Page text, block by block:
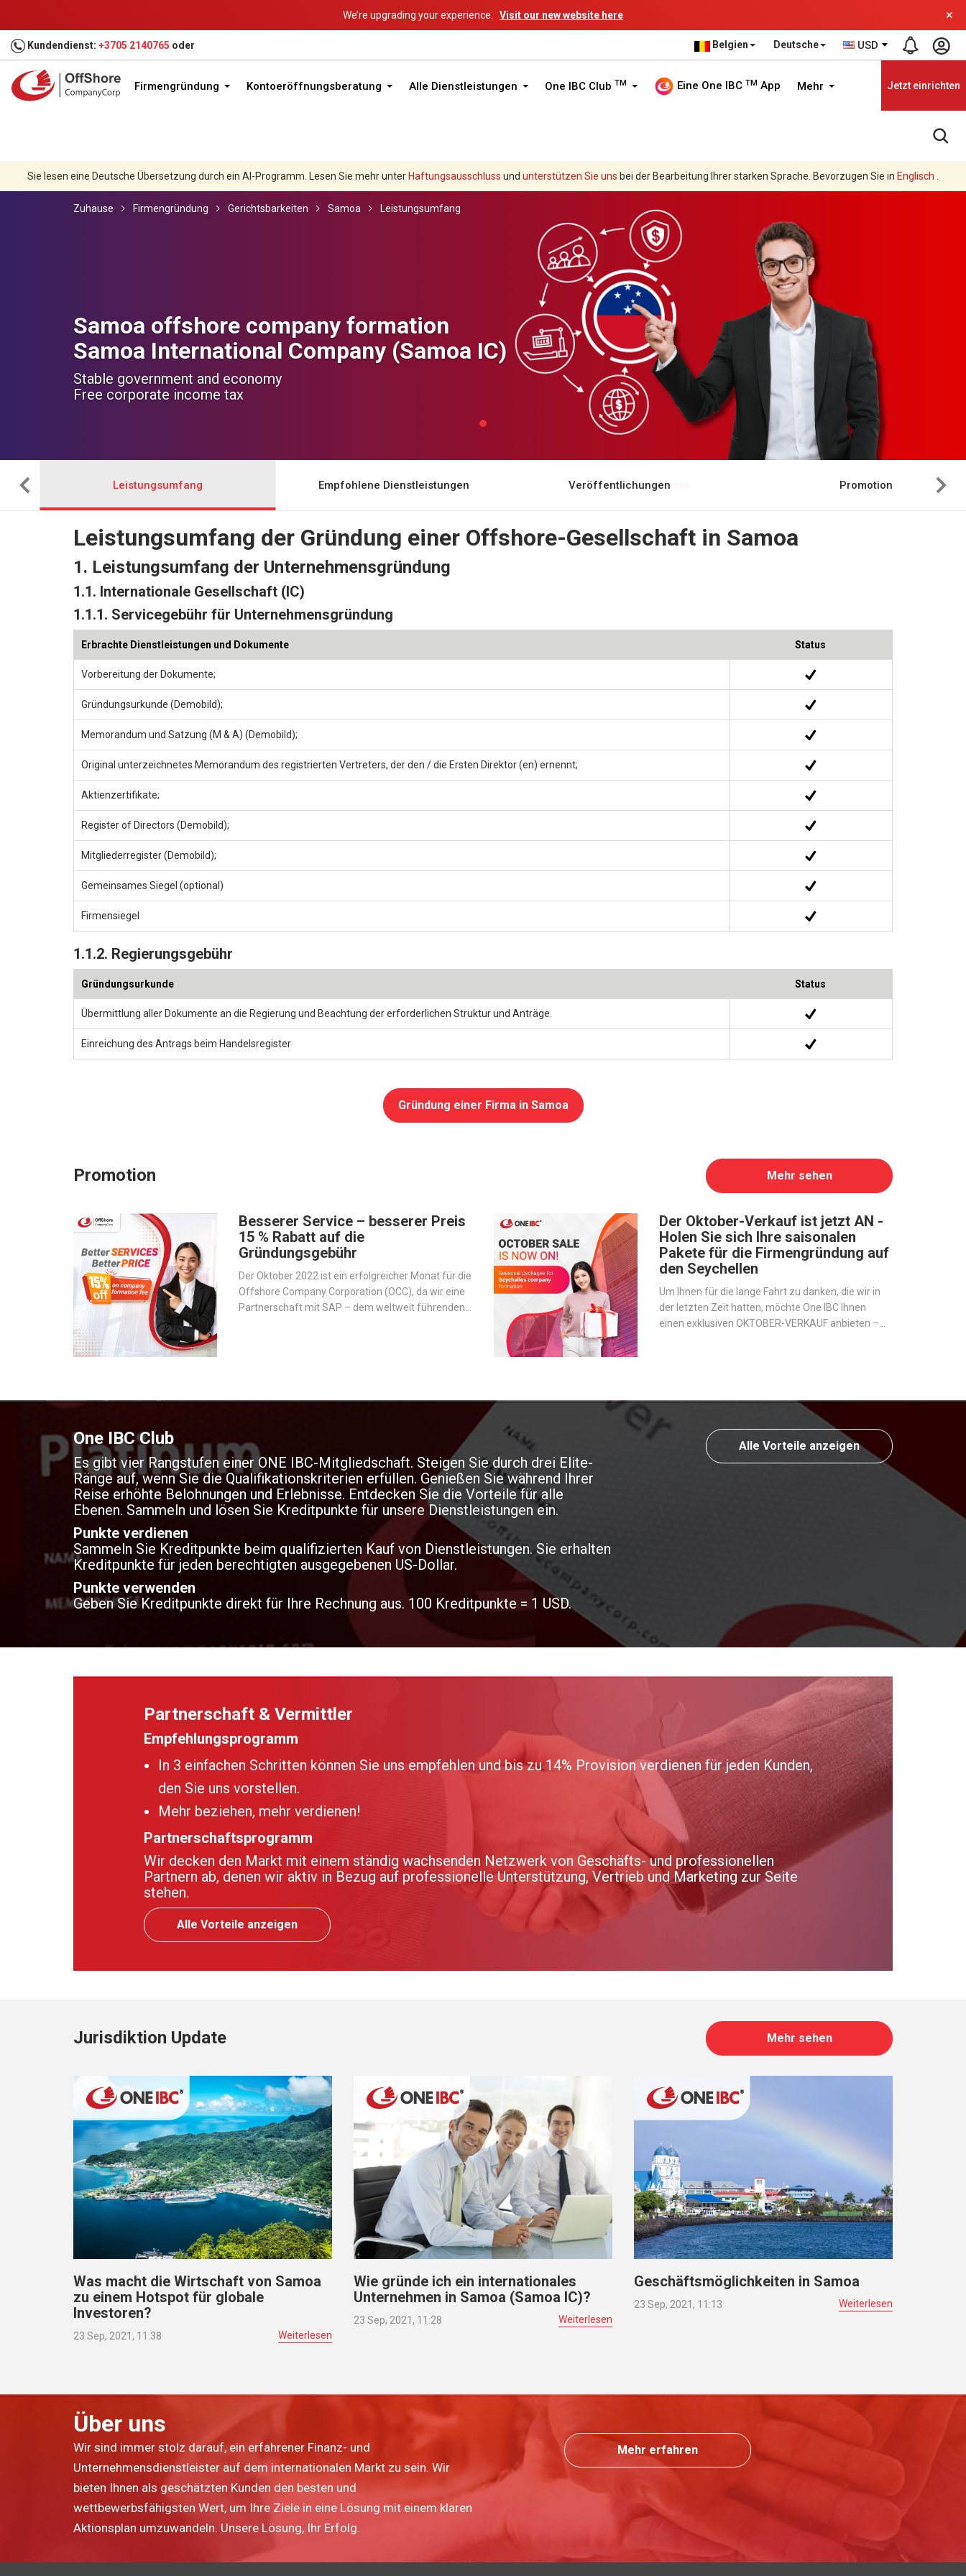
We’re upgrading your experience. Visit our new website here ×
Kundendienst: +3705 2140765 oder Belgien Deutsche USD
Firmengründung Kontoeröffnungsberatung Alle Dienstleistungen One IBC Club TM Eine One IBC TM App Mehr Jetzt einrichten
Sie lesen eine Deutsche Übersetzung durch ein AI-Programm. Lesen Sie mehr unter Haftungsausschluss und unterstützen Sie uns bei der Bearbeitung Ihrer starken Sprache. Bevorzugen Sie in Englisch .
Zuhause Firmengründung Gerichtsbarkeiten Samoa Leistungsumfang
Samoa offshore company formation
Samoa International Company (Samoa IC)
Stable government and economy
Free corporate income tax
Leistungsumfang Empfohlene Dienstleistungen Veröffentlichungen Promotion
Leistungsumfang der Gründung einer Offshore-Gesellschaft in Samoa
1. Leistungsumfang der Unternehmensgründung
1.1. Internationale Gesellschaft (IC)
1.1.1. Servicegebühr für Unternehmensgründung
Erbrachte Dienstleistungen und Dokumente Status
Vorbereitung der Dokumente;
Gründungsurkunde (Demobild);
Memorandum und Satzung (M & A) (Demobild);
Original unterzeichnetes Memorandum des registrierten Vertreters, der den / die Ersten Direktor (en) ernennt;
Aktienzertifikate;
Register of Directors (Demobild);
Mitgliederregister (Demobild);
Gemeinsames Siegel (optional)
Firmensiegel
1.1.2. Regierungsgebühr
Gründungsurkunde Status
Übermittlung aller Dokumente an die Regierung und Beachtung der erforderlichen Struktur und Anträge.
Einreichung des Antrags beim Handelsregister
Gründung einer Firma in Samoa
Promotion
Besserer Service – besserer Preis
15 % Rabatt auf die
Gründungsgebühr
Der Oktober 2022 ist ein erfolgreicher Monat für die
Offshore Company Corporation (OCC), da wir eine
Partnerschaft mit SAP – dem weltweit führenden
Der Oktober-Verkauf ist jetzt AN -
Holen Sie sich Ihre saisonalen
Pakete für die Firmengründung auf
den Seychellen
Um Ihnen für die lange Fahrt zu danken, die wir in
der letzten Zeit hatten, möchte One IBC Ihnen
einen exklusiven OKTOBER-VERKAUF anbieten –
Mehr sehen
One IBC Club
Es gibt vier Rangstufen einer ONE IBC-Mitgliedschaft. Steigen Sie durch drei Elite-
Ränge auf, wenn Sie die Qualifikationskriterien erfüllen. Genießen Sie während Ihrer
Reise erhöhte Belohnungen und Erlebnisse. Entdecken Sie die Vorteile für alle
Ebenen. Sammeln und lösen Sie Kreditpunkte für unsere Dienstleistungen ein.
Punkte verdienen
Sammeln Sie Kreditpunkte beim qualifizierten Kauf von Dienstleistungen. Sie erhalten
Kreditpunkte für jeden berechtigten ausgegebenen US-Dollar.
Punkte verwenden
Geben Sie Kreditpunkte direkt für Ihre Rechnung aus. 100 Kreditpunkte = 1 USD.
Alle Vorteile anzeigen
Partnerschaft & Vermittler
Empfehlungsprogramm
In 3 einfachen Schritten können Sie uns empfehlen und bis zu 14% Provision verdienen für jeden Kunden,
den Sie uns vorstellen.
Mehr beziehen, mehr verdienen!
Partnerschaftsprogramm
Wir decken den Markt mit einem ständig wachsenden Netzwerk von Geschäfts- und professionellen
Partnern ab, denen wir aktiv in Bezug auf professionelle Unterstützung, Vertrieb und Marketing zur Seite
stehen.
Alle Vorteile anzeigen
Jurisdiktion Update
Was macht die Wirtschaft von Samoa
zu einem Hotspot für globale
Investoren?
23 Sep, 2021, 11:38 Weiterlesen
Wie gründe ich ein internationales
Unternehmen in Samoa (Samoa IC)?
23 Sep, 2021, 11:28 Weiterlesen
Geschäftsmöglichkeiten in Samoa
23 Sep, 2021, 11:13 Weiterlesen
Mehr sehen
Über uns
Wir sind immer stolz darauf, ein erfahrener Finanz- und
Unternehmensdienstleister auf dem internationalen Markt zu sein. Wir
bieten Ihnen als geschätzten Kunden den besten und
wettbewerbsfähigsten Wert, um Ihre Ziele in eine Lösung mit einem klaren
Aktionsplan umzuwandeln. Unsere Lösung, Ihr Erfolg.
Mehr erfahren